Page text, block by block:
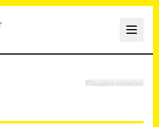
Suggest correction